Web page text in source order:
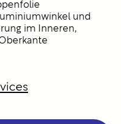
und
im Inneren,